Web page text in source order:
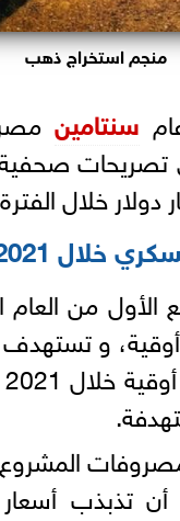
منجم استخراج ذهب
سنتامين
تصريحات
خلال 2021
تذبذب